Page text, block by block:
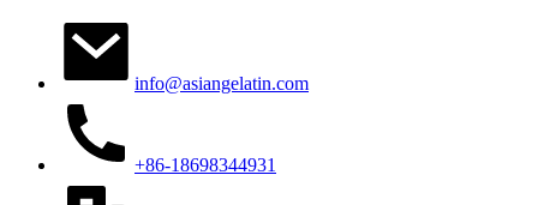
info@asiangelatin.com
+86-18698344931